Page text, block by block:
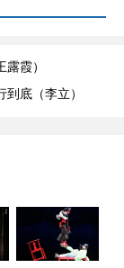
霞）
底（李立）